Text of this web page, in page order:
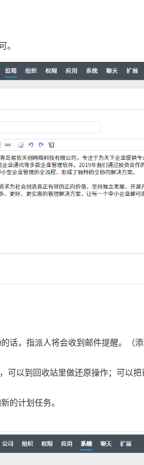
。
话，指派人将会收到邮件提醒。（
可以到回收站里做还原操作；可以
的计划任务。